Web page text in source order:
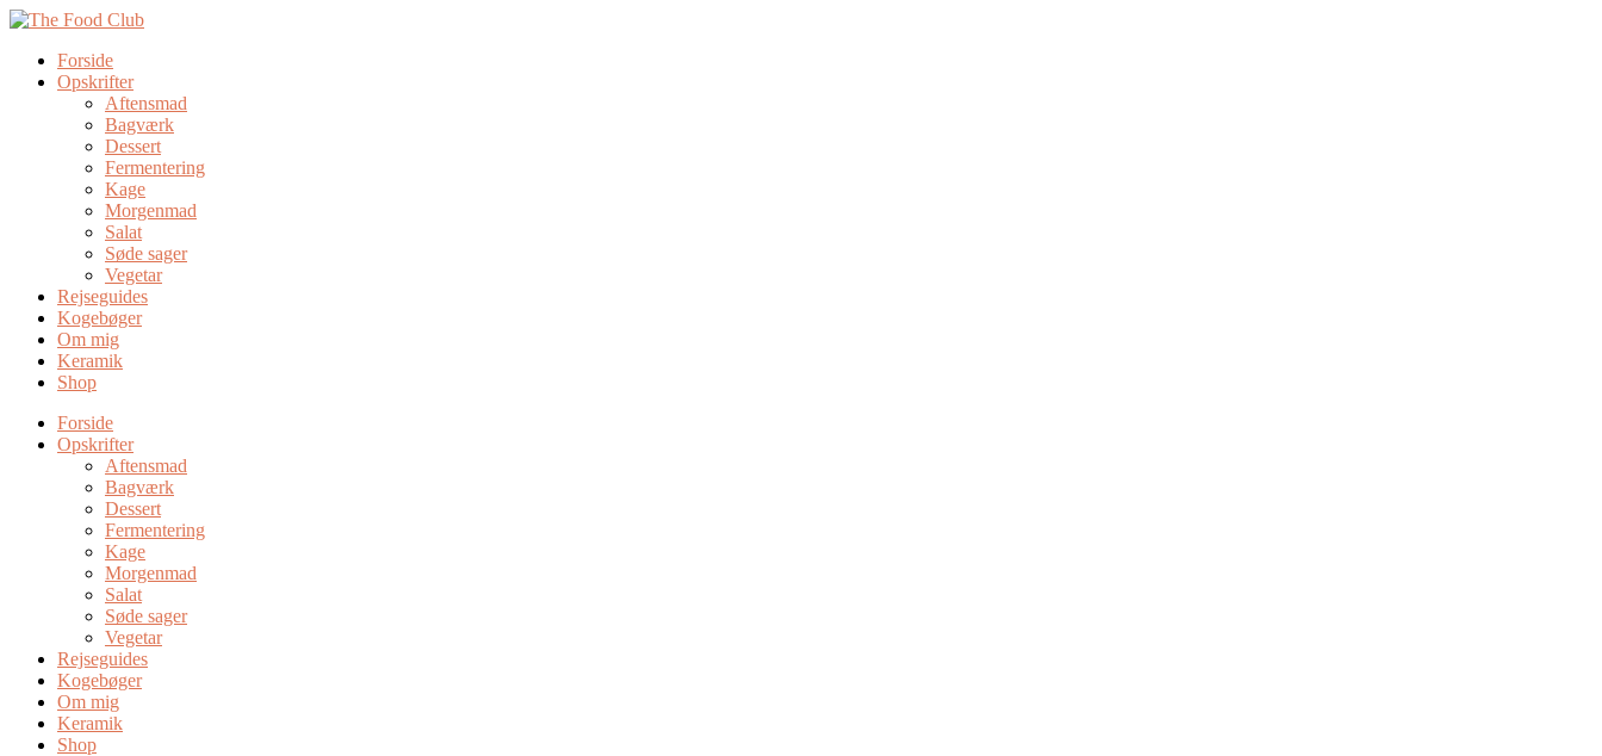
Forside
Opskrifter
Aftensmad
Bagværk
Dessert
Fermentering
Kage
Morgenmad
Salat
Søde sager
Vegetar
Rejseguides
Kogebøger
Om mig
Keramik
Shop
Forside
Opskrifter
Aftensmad
Bagværk
Dessert
Fermentering
Kage
Morgenmad
Salat
Søde sager
Vegetar
Rejseguides
Kogebøger
Om mig
Keramik
Shop